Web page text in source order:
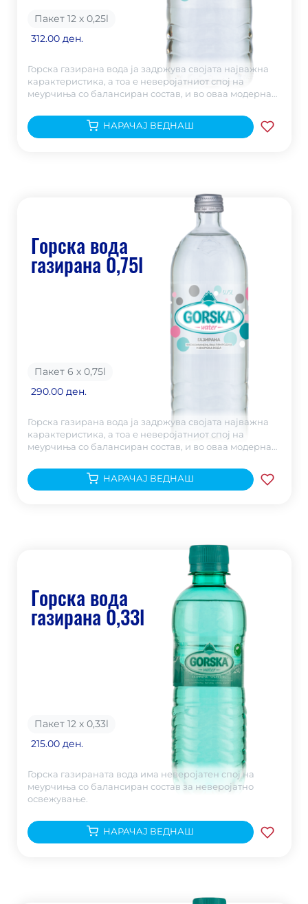
Пакет 12 х 0,25l
312.00 ден.
Горска газирана вода ја задржува својата најважна
карактеристика, а тоа е неверојатниот спој на
меурчиња со балансиран состав, и во оваа модерна
НАРАЧАЈ ВЕДНАШ
Горска вода
газирана 0,75l
Пакет 6 х 0,75l
290.00 ден.
Горска газирана вода ја задржува својата најважна
карактеристика, а тоа е неверојатниот спој на
меурчиња со балансиран состав, и во оваа модерна
НАРАЧАЈ ВЕДНАШ
Горска вода
газирана 0,33l
Пакет 12 х 0,33l
215.00 ден.
Горска газираната вода има неверојатен спој на
меурчиња со балансиран состав за неверојатно
освежување.
НАРАЧАЈ ВЕДНАШ